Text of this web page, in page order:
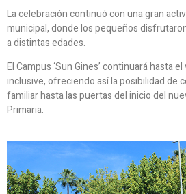
La celebración continuó con una gran
municipal, donde los pequeños
a distintas edades.
El Campus ‘Sun Gines’ continuará hasta
inclusive, ofreciendo así la posibilidad de
familiar hasta las puertas del inicio del
Primaria.